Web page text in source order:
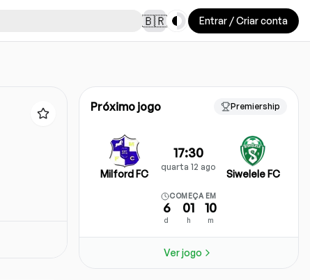
🇧🇷 Toggle theme
Entrar / Criar conta
Próximo jogo Premiership
Milford FC
17:30
quarta 12 ago
Siwelele FC
COMEÇA EM
6
d
01
h
10
m
Ver jogo